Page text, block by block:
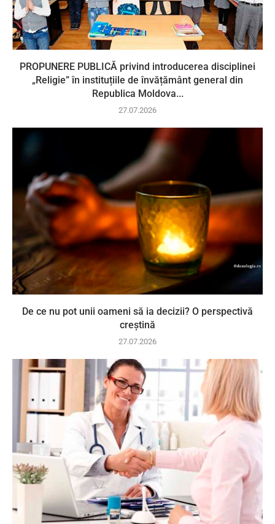
PROPUNERE PUBLICĂ privind introducerea disciplinei
„Religie” în instituțiile de învățământ general din
Republica Moldova...
27.07.2026
De ce nu pot unii oameni să ia decizii? O perspectivă
creștină
27.07.2026